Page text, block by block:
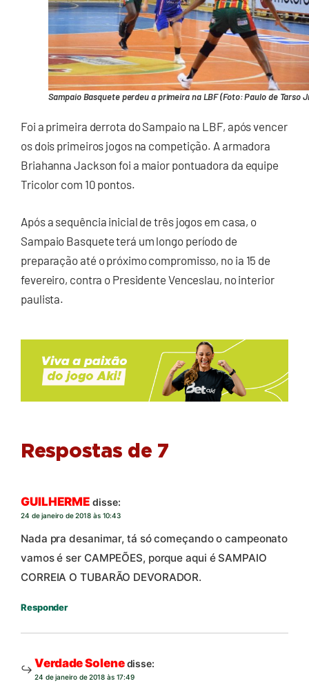
Sampaio Basquete perdeu a primeira na LBF (Foto: Paulo de Tarso
Foi a primeira derrota do Sampaio na LBF, após vencer
os dois primeiros jogos na competição. A armadora
Briahanna Jackson foi a maior pontuadora da equipe
Tricolor com 10 pontos.
Após a sequência inicial de três jogos em casa, o
Sampaio Basquete terá um longo período de
preparação até o próximo compromisso, no ia 15 de
fevereiro, contra o Presidente Venceslau, no interior
paulista.
Respostas de 7
GUILHERME disse:
24 de janeiro de 2018 às 10:43
Nada pra desanimar, tá só começando o campeonato
vamos é ser CAMPEÕES, porque aqui é SAMPAIO
CORREIA O TUBARÃO DEVORADOR.
Responder
Verdade Solenedisse:
24 de janeiro de 2018 às 17:49